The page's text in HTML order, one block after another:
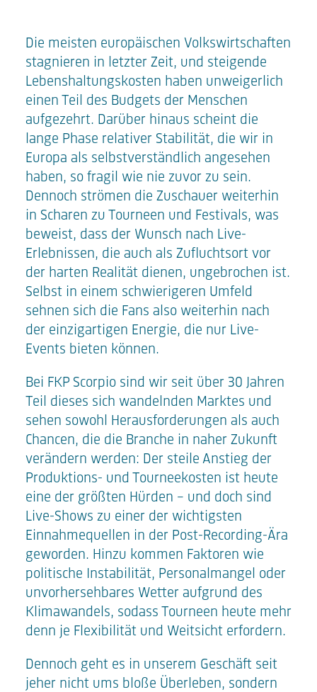
Die meisten europäischen Volkswirtschaften
stagnieren in letzter Zeit, und steigende
Lebenshaltungskosten haben unweigerlich
einen Teil des Budgets der Menschen
aufgezehrt. Darüber hinaus scheint die
lange Phase relativer Stabilität, die wir in
Europa als selbstverständlich angesehen
haben, so fragil wie nie zuvor zu sein.
Dennoch strömen die Zuschauer weiterhin
in Scharen zu Tourneen und Festivals, was
beweist, dass der Wunsch nach Live-
Erlebnissen, die auch als Zufluchtsort vor
der harten Realität dienen, ungebrochen ist.
Selbst in einem schwierigeren Umfeld
sehnen sich die Fans also weiterhin nach
der einzigartigen Energie, die nur Live-
Events bieten können.
Bei FKP Scorpio sind wir seit über 30 Jahren
Teil dieses sich wandelnden Marktes und
sehen sowohl Herausforderungen als auch
Chancen, die die Branche in naher Zukunft
verändern werden: Der steile Anstieg der
Produktions- und Tourneekosten ist heute
eine der größten Hürden – und doch sind
Live-Shows zu einer der wichtigsten
Einnahmequellen in der Post-Recording-Ära
geworden. Hinzu kommen Faktoren wie
politische Instabilität, Personalmangel oder
unvorhersehbares Wetter aufgrund des
Klimawandels, sodass Tourneen heute mehr
denn je Flexibilität und Weitsicht erfordern.
Dennoch geht es in unserem Geschäft seit
jeher nicht ums bloße Überleben, sondern